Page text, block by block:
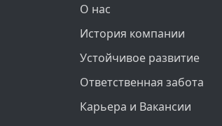
О нас
История компании
Устойчивое развитие
Ответственная забота
Карьера и Вакансии